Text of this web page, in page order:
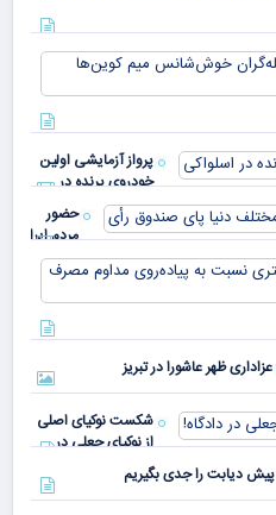
پرواز آزمایشی اولین
خودروی پرنده در
اسلواکی
حضور
مردم ایران
در
کشورهای
مختلف
دنیا پای
صندوق
عزاداری ظهر عاشورا در تبریز
شکست نوکیای اصلی
از نوکیای جعلی در
دادگاه!
پیش دیابت را جدی بگیریم